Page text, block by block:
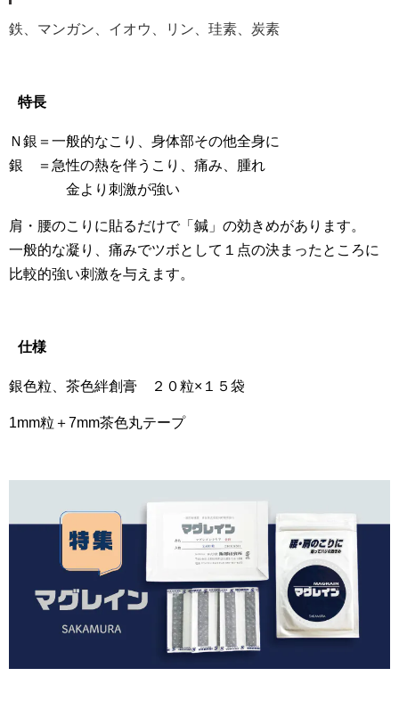
鉄、マンガン、イオウ、リン、珪素、炭素
特長
Ｎ銀＝一般的なこり、身体部その他全身に
銀 ＝急性の熱を伴うこり、痛み、腫れ
金より刺激が強い
肩・腰のこりに貼るだけで「鍼」の効きめがあります。
一般的な凝り、痛みでツボとして１点の決まったところに
比較的強い刺激を与えます。
仕様
銀色粒、茶色絆創膏 ２０粒×１５袋
1mm粒＋7mm茶色丸テープ